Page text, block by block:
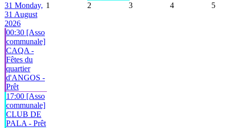
31 Monday,
31 August
2026
00:30 [Asso
communale]
CAQA -
Fêtes du
quartier
d'ANGOS -
Prêt
17:00 [Asso
communale]
CLUB DE
PALA - Prêt
1 2 3 4 5